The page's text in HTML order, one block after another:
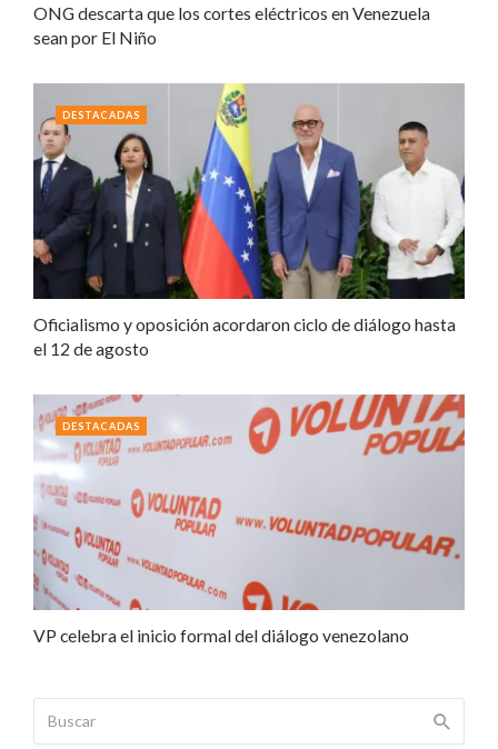
ONG descarta que los cortes eléctricos en Venezuela
sean por El Niño
Oficialismo y oposición acordaron ciclo de diálogo hasta
el 12 de agosto
DESTACADAS
VP celebra el inicio formal del diálogo venezolano
DESTACADAS